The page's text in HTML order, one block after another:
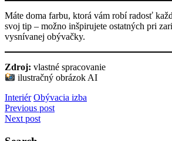
Máte doma farbu, ktorá vám robí radosť
svoj tip – možno inšpirujete ostatných pri
vysnívanej obývačky.
Zdroj: vlastné spracovanie
ilustračný obrázok AI
Interiér Obývacia izba
Navigácia
v
Previous post
Next post